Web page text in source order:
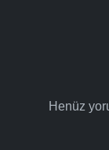
Henüz